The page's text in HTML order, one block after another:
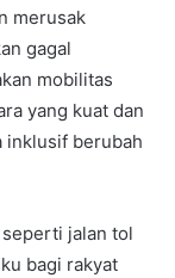
merusak
gagal
mobilitas
yang kuat dan
inklusif berubah
jalan tol
bagi rakyat